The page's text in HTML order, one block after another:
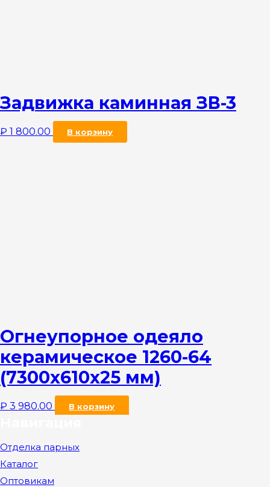
Задвижка каминная ЗВ-3
₽ 1 800.00 В корзину
Огнеупорное одеяло
керамическое 1260-64
(7300x610x25 мм)
₽ 3 980.00 В корзину
Отделка парных
Каталог
Оптовикам